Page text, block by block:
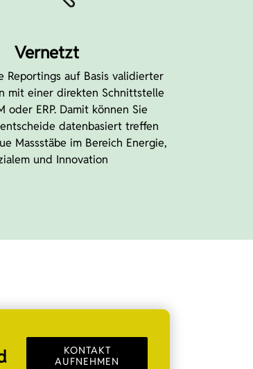
Vernetzt
Reportings auf Basis validierter
mit einer direkten Schnittstelle
oder ERP. Damit können Sie
datenbasiert treffen
Massstäbe im Bereich Energie,
und Innovation
KONTAKT
AUFNEHMEN